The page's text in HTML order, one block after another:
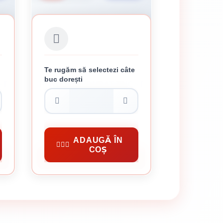
PANOU BORDURAT ZINCAT
Panou Bordurat Zincat 3.8
CUMPĂRĂ
Te rugăm să selectezi câte
buc dorești
ADAUGĂ ÎN
COȘ